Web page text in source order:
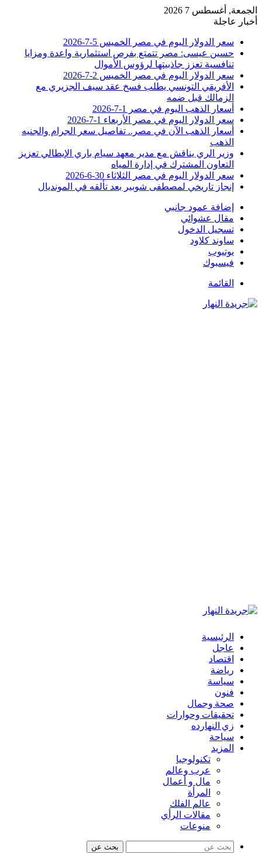
الجمعة, أغسطس 7 2026
أخبار عاجلة
سعر الدولار اليوم في مصر الخميس 5-7-2026
حسين عيسى: مصر تتمتع بفرص استثمارية واعدة ومزايا
تنافسية تعزز جاذبيتها لرؤوس الأموال
سعر الدولار اليوم في مصر الخميس 2-7-2026
الأفريقي التونسي يطلب فسخ عقد سيف الجزيري مع
الزمالك قبل ضمه
أسعار الذهب اليوم في مصر 1-7-2026
سعر الدولار اليوم في مصر الأربعاء 1-7-2026
أسعار الذهب الآن في مصر.. تفاصيل سعر الجرام والجنيه
الذهب
وزير الري يناقش مع مدير معهد سيام باري الإيطالي تعزيز
التعاون المشترك في إدارة المياه
سعر الدولار اليوم في مصر الثلاثاء 30-6-2026
إنجاز تاريخي لمصطفى شوبير بعد تألقه في المونديال
إضافة عمود جانبي
مقال عشوائي
تسجيل الدخول
ساوند كلاود
يوتيوب
فيسبوك
القائمة
الرئيسية
عاجل
اقتصاد
رياضة
سياسة
فنون
صحة وجمال
تحقيقات وحوارات
زي النهارده
سياحة
المزيد
تكنولوجيا
عرب وعالم
مال و أعمال
المرأة
عالم الفلك
مقالات الرأي
منوعات
بحث عن